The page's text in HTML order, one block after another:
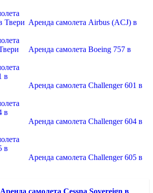
Аренда самолета Airbus (ACJ) в
Аренда самолета Boeing 757 в
Аренда самолета Challenger 601 в
Аренда самолета Challenger 604 в
Аренда самолета Challenger 605 в